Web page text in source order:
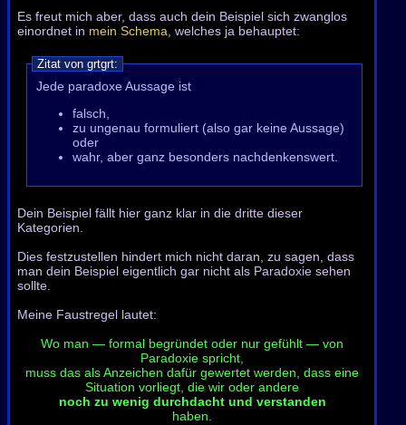
Es freut mich aber, dass auch dein Beispiel sich zwanglos
einordnet in mein Schema, welches ja behauptet:
Zitat von grtgrt:
Jede paradoxe Aussage ist
falsch,
zu ungenau formuliert (also gar keine Aussage)
oder
wahr, aber ganz besonders nachdenkenswert.
Dein Beispiel fällt hier ganz klar in die dritte dieser
Kategorien.
Dies festzustellen hindert mich nicht daran, zu sagen, dass
man dein Beispiel eigentlich gar nicht als Paradoxie sehen
sollte.
Meine Faustregel lautet:
Wo man — formal begründet oder nur gefühlt — von
Paradoxie spricht,
muss das als Anzeichen dafür gewertet werden, dass eine
Situation vorliegt, die wir oder andere
noch zu wenig durchdacht und verstanden
haben.